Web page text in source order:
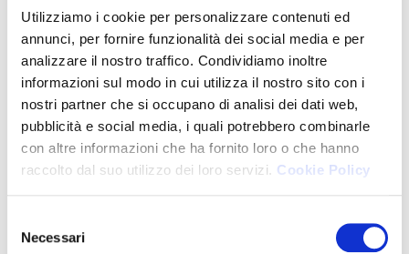
Utilizziamo i cookie per personalizzare contenuti ed
annunci, per fornire funzionalità dei social media e per
analizzare il nostro traffico. Condividiamo inoltre
informazioni sul modo in cui utilizza il nostro sito con i
nostri partner che si occupano di analisi dei dati web,
pubblicità e social media, i quali potrebbero combinarle
con altre informazioni che ha fornito loro o che hanno
raccolto dal suo utilizzo dei loro servizi. Cookie Policy
delNecessari
ODCEC MILANO GALA MEETING - 23
SETTEMBRE 2024
ESAME DI STATO 2
ODCEC MILANO GALA MEETING - 22
SETTEMBRE 2025
GIORNI 15 E 16 GENNAIO 2026